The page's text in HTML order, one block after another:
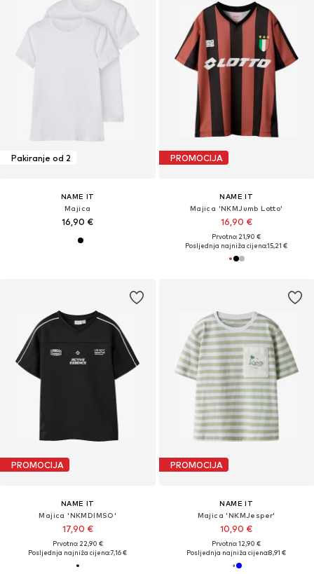
Pakiranje od 2
NAME IT
Majica
16,90 €
PROMOCIJA
NAME IT
Majica 'NKMJumb Lotto'
16,90 €
Prvotno: 21,90 €
Posljednja najniža cijena:15,21 €
PROMOCIJA
NAME IT
Majica 'NKMDIMSO'
17,90 €
Prvotno: 22,90 €
Posljednja najniža cijena:7,16 €
PROMOCIJA
NAME IT
Majica 'NKMJesper'
10,90 €
Prvotno: 12,90 €
Posljednja najniža cijena:8,91 €